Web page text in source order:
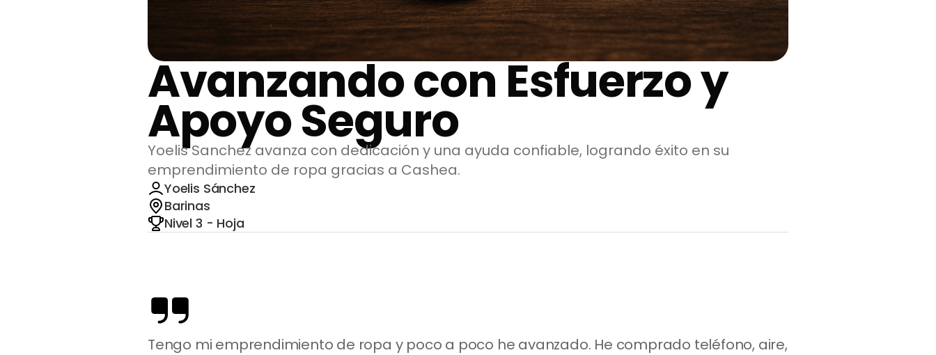
Avanzando con Esfuerzo y
Apoyo Seguro
Yoelis Sanchez avanza con dedicación y una ayuda confiable, logrando éxito en su
emprendimiento de ropa gracias a Cashea.
Yoelis Sánchez
Barinas
Nivel 3 - Hoja
Tengo mi emprendimiento de ropa y poco a poco he avanzado. He comprado teléfono, aire,